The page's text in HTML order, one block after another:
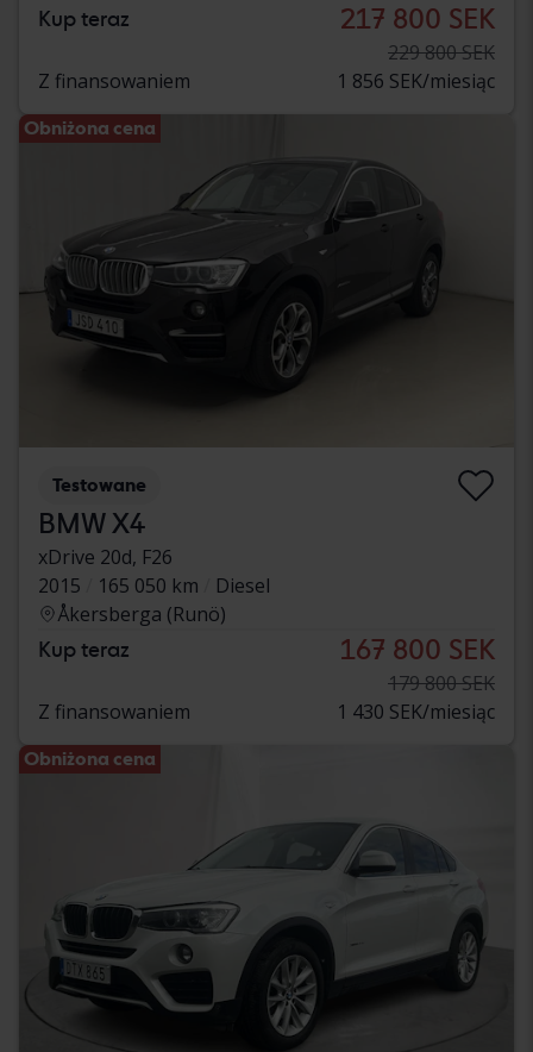
Kup teraz 217 800 SEK
229 800 SEK
Z finansowaniem
1 856 SEK/miesiąc
Obniżona cena
Testowane
BMW X4
xDrive 20d, F26
2015
165 050 km
Diesel
Åkersberga (Runö)
Kup teraz 167 800 SEK
179 800 SEK
Z finansowaniem
1 430 SEK/miesiąc
Obniżona cena